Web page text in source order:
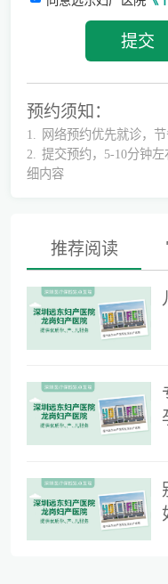
儿童蛀牙如何
专家:男性更要注意
预约须知：
1.
网络预约优先就诊，节
2.
提交预约，5-10分钟
细内容
推荐阅读